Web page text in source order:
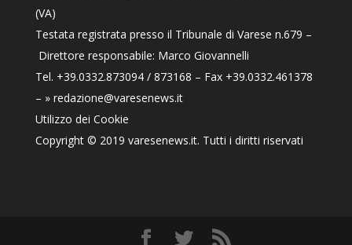
(VA)
Testata registrata presso il Tribunale di Varese n.679 –
Direttore responsabile: Marco Giovannelli
Tel. +39.0332.873094 / 873168 – Fax +39.0332.461378
– » redazione@varesenews.it
Utilizzo dei Cookie
Copyright © 2019 varesenews.it. Tutti i diritti riservati